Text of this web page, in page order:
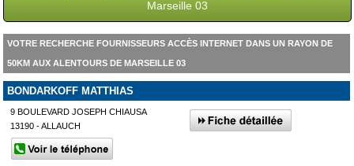
Marseille 03
VOTRE RECHERCHE FOURNISSEURS ACCÈS INTERNET DANS UN RAYON DE
50KM AUX ALENTOURS DE MARSEILLE 03
BONDARKOFF MATTHIAS
9 BOULEVARD JOSEPH CHIAUSA
13190 - ALLAUCH